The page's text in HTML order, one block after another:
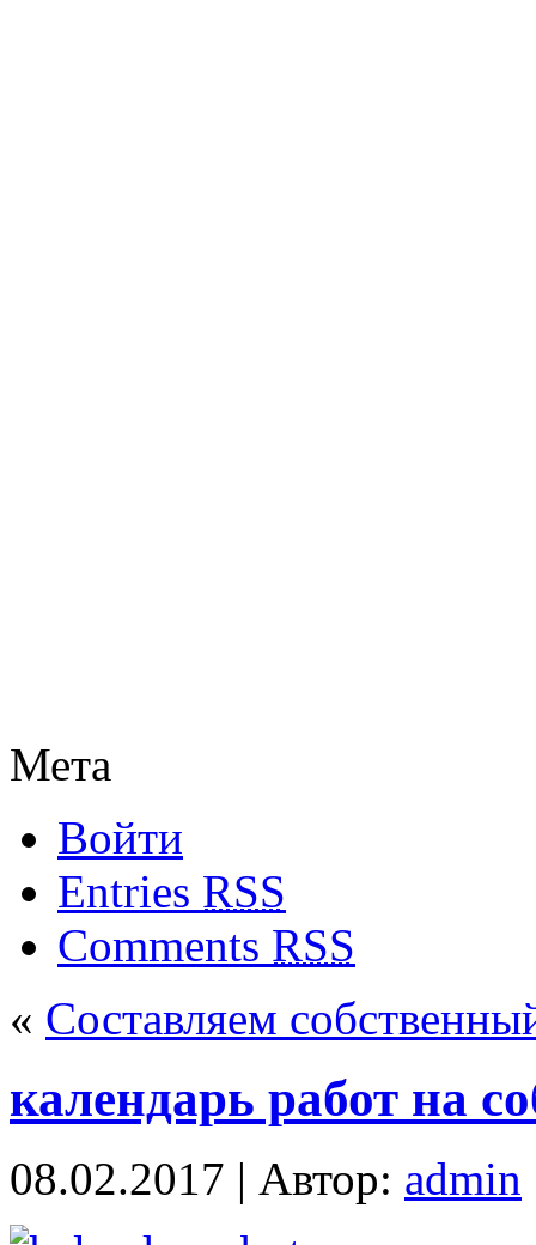
Мета
Войти
Entries RSS
Comments RSS
« Составляем
календарь работ на
08.02.2017 | Автор: admin